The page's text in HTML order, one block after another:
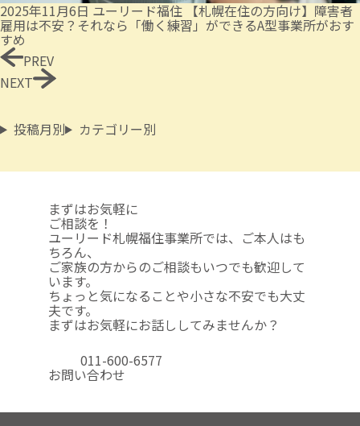
2025年11月6日 ユーリード福住 【札幌在住の方向け】障害者
雇用は不安？それなら「働く練習」ができるA型事業所がおす
すめ
PREV
NEXT
投稿月別 カテゴリー別
まずはお気軽に
ご相談を！
ユーリード札幌福住事業所では、ご本人はも
ちろん、
ご家族の方からのご相談もいつでも歓迎して
います。
ちょっと気になることや小さな不安でも大丈
夫です。
まずはお気軽にお話ししてみませんか？
011-600-6577
お問い合わせ